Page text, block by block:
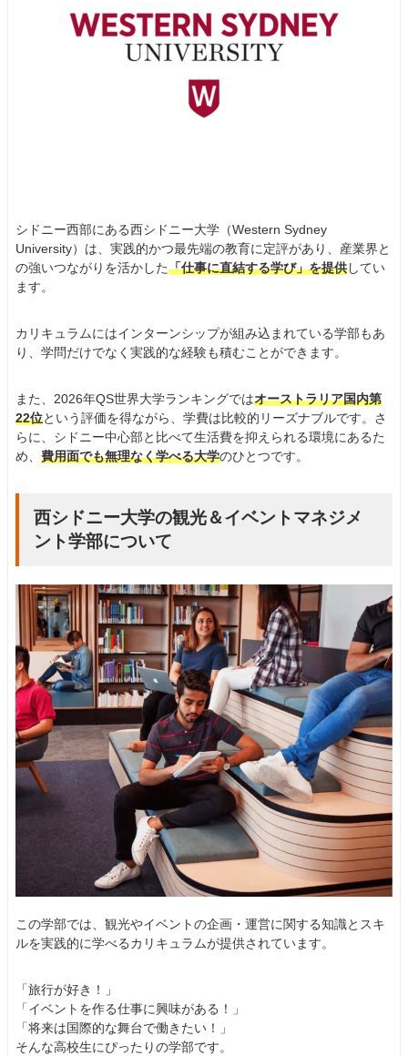
シドニー西部にある西シドニー大学（Western Sydney
University）は、実践的かつ最先端の教育に定評があり、産業界と
の強いつながりを活かした「仕事に直結する学び」を提供 してい
ます。
カリキュラムにはインターンシップが組み込まれている学部もあ
り、学問だけでなく実践的な経験も積むことができます。
また、2026年QS世界大学ランキングではオーストラリア国内第
22位という評価を得ながら、学費は比較的リーズナブルです。さ
らに、シドニー中心部と比べて生活費を抑えられる環境にあるた
め、 費用面でも無理なく学べる大学のひとつです。
西シドニー大学の観光＆イベントマネジメ
ント学部について
この学部では、観光やイベントの企画・運営に関する知識とスキ
ルを実践的に学べるカリキュラムが提供されています。
「旅行が好き！」
「イベントを作る仕事に興味がある！」
「将来は国際的な舞台で働きたい！」
そんな高校生にぴったりの学部です。